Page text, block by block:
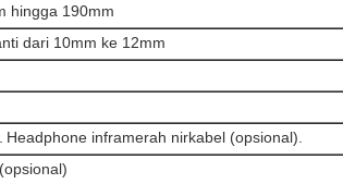
hingga 190mm
dari 10mm ke 12mm
Headphone inframerah nirkabel (opsional).